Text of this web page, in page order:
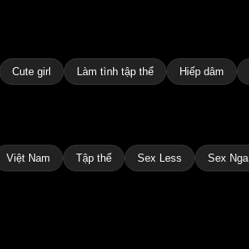
Cute girl Làm tình tập thể Hiếp dâm
Việt Nam Tập thể Sex Less Sex Nga